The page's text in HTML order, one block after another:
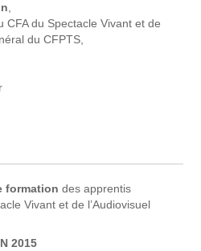
,
CFA du Spectacle Vivant et de
du CFPTS,
formationdes apprentis
Vivant et de l’Audiovisuel
2015